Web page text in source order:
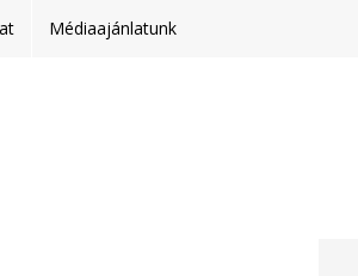
Médiaajánlatunk